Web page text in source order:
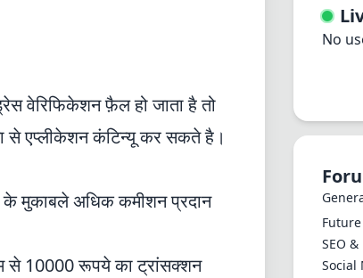
वेरिफिकेशन फ़ैल हो जाता है तो
से एप्लीकेशन कंटिन्यू कर सकते है।
मुकाबले अधिक कमीशन प्रदान
से 10000 रूपये का ट्रांसक्शन
No
SEO
Social